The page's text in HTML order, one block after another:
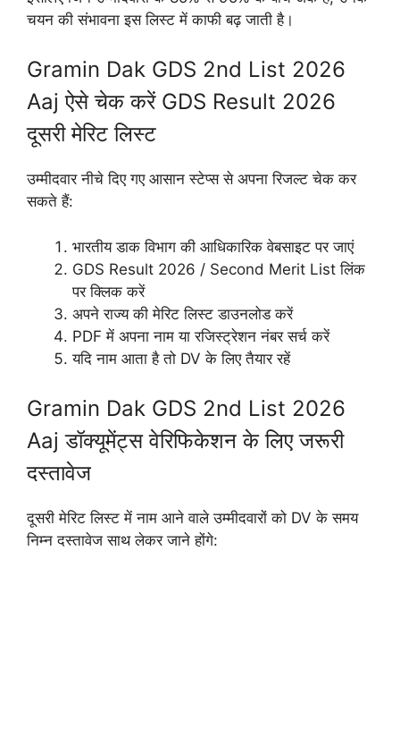
चयन की संभावना इस लिस्ट में काफी बढ़ जाती है।
Gramin Dak GDS 2nd List 2026
Aaj ऐसे चेक करें GDS Result 2026
दूसरी मेरिट लिस्ट
उम्मीदवार नीचे दिए गए आसान स्टेप्स से अपना रिजल्ट चेक कर
सकते हैं:
भारतीय डाक विभाग की आधिकारिक वेबसाइट पर जाएं
GDS Result 2026 / Second Merit List लिंक
पर क्लिक करें
अपने राज्य की मेरिट लिस्ट डाउनलोड करें
PDF में अपना नाम या रजिस्ट्रेशन नंबर सर्च करें
यदि नाम आता है तो DV के लिए तैयार रहें
Gramin Dak GDS 2nd List 2026
Aaj डॉक्यूमेंट्स वेरिफिकेशन के लिए जरूरी
दस्तावेज
दूसरी मेरिट लिस्ट में नाम आने वाले उम्मीदवारों को DV के समय
निम्न दस्तावेज साथ लेकर जाने होंगे: